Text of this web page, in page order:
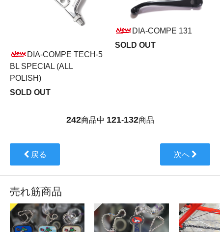
DIA-COMPE TECH-5
BL SPECIAL (ALL
POLISH)
SOLD OUT
DIA-COMPE 131
SOLD OUT
242商品中 121-132商品
戻る 次へ
売れ筋商品